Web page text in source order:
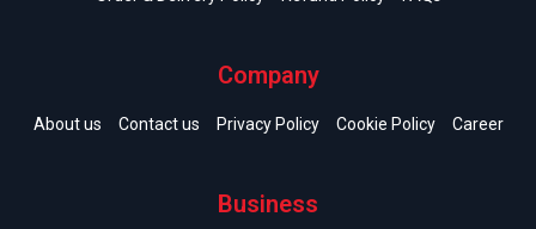
Company
About us Contact us Privacy Policy Cookie Policy Career
Business